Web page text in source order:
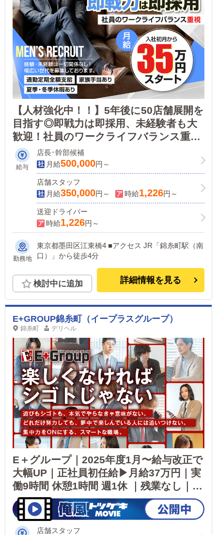
【人材強化中！！】5年後に50店舗展開を
目指す◎即戦力は即採用、未経験者も大
歓迎！社員のワークライフバランス重
視。あなたのお力が必要です！
給与
店長･幹部候補
月給500,000円～
店舗スタッフ
月給350,000円～ 時給1,226円～
送迎ドライバー
時給1,226円～
勤務地
東京都墨田区江東橋4 ■アクセス JR「錦糸町駅（南
口）」から徒歩4分
検討中に追加 詳細情報を見る
E+GROUP錦糸町（イープラスグループ）
錦糸町 デリヘル
E＋グループ｜2025年度1月〜給与改正で
大幅UP｜正社員初任給▶月給37万円｜実
働9時間 休憩1時間 週1休 ｜残業なし｜完
全週休２日制度導入！実績▶2024年12月
度平均月収661,450円｜
店舗スタッフ